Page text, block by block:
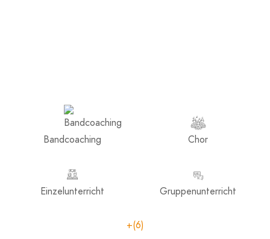
Bandcoaching Chor
Einzelunterricht Gruppenunterricht
+(6)